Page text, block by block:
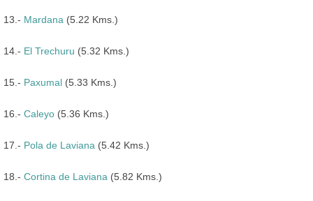
13.- Mardana (5.22 Kms.)
14.- El Trechuru (5.32 Kms.)
15.- Paxumal (5.33 Kms.)
16.- Caleyo (5.36 Kms.)
17.- Pola de Laviana (5.42 Kms.)
18.- Cortina de Laviana (5.82 Kms.)